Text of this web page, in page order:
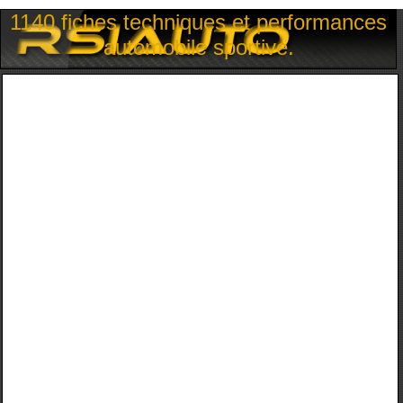
1140 fiches techniques et performances
automobile sportive.